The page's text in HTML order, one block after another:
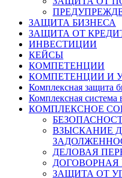
ЗАЩИТА БИЗНЕСА
ЗАЩИТА ОТ
ИНВЕСТИЦИИ
КЕЙСЫ
КОМПЕТЕНЦИИ
КОМПЕТЕНЦИИ И
Комплексная защита
Комплексная система
КОМПЛЕКСНОЕ
ВЗЫСКАНИЕ
ДЕЛОВАЯ
ДОГОВОРНАЯ
ЗАЩИТА ОТ